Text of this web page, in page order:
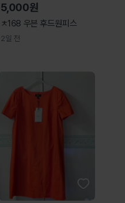
5,000원
ㅊ168 우븐 후드원피스
2일 전